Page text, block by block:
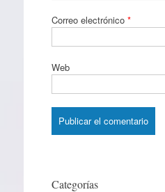
Correo electrónico *
Web
Categorías